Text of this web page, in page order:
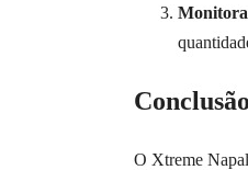
Conclusão
O Xtreme